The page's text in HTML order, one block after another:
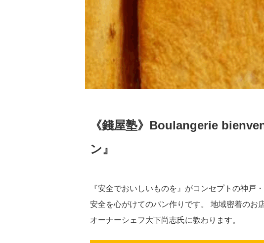
《錢屋塾》Boulangerie
ン
『安全でおいしいものを』がコンセプトの神戸
安全を心がけてのパン作りです。 地域密着のお
オーナーシェフ大下尚志氏に教わります。